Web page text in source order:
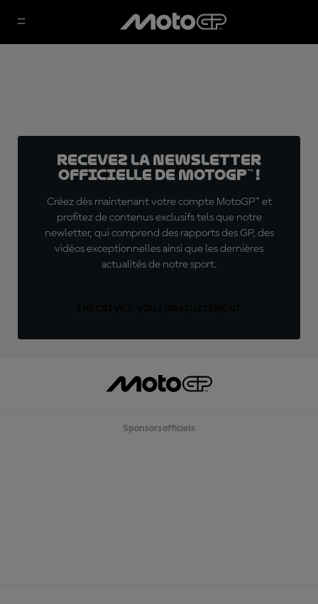
Recevez la Newsletter
officielle de MotoGP™ !
Créez dès maintenant votre compte MotoGP™ et
profitez de contenus exclusifs tels que notre
newletter, qui comprend des rapports des GP, des
vidéos exceptionnelles ainsi que les dernières
actualités de notre sport.
Sponsors officiels